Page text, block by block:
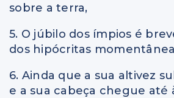
sobre a terra,
5. O júbilo dos ímpios é
dos hipócritas
6. Ainda que a sua altivez
e a sua cabeça chegue até